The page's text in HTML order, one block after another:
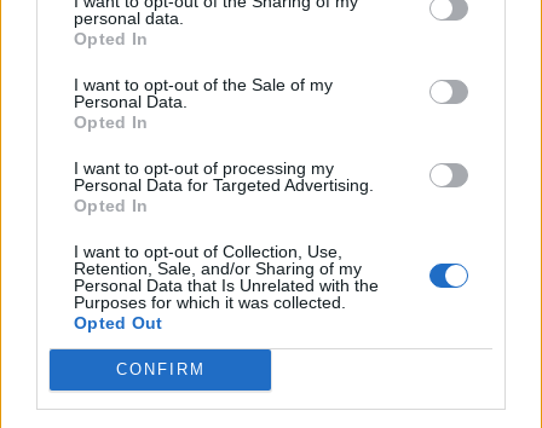
personal data.
Opted In
I want to opt-out of the Sale of my
Personal Data.
Opted In
I want to opt-out of processing my
Personal Data for Targeted Advertising.
Opted In
I want to opt-out of Collection, Use,
Retention, Sale, and/or Sharing of my
Personal Data that Is Unrelated with the
Purposes for which it was collected.
Opted Out
CONFIRM
szállíthassák az ukrán gabonát. Ezáltal
szabadon áramolhatnak be a termények az
EU-ba, de az eredetileg Afrikába és Nyugat-
mentek tovább, hanem rászabadultak a közép-
európai piacra, amely telítődött ukrán
gabonával, napraforgóval, repcével. Az
Erdélyben megtermelt gabona felvásárlási ára
25 és 35 százalék körüli értékkel esett, de az
ukrán dömping miatt a világpiacon is jelentősen
csökkentek az árak.